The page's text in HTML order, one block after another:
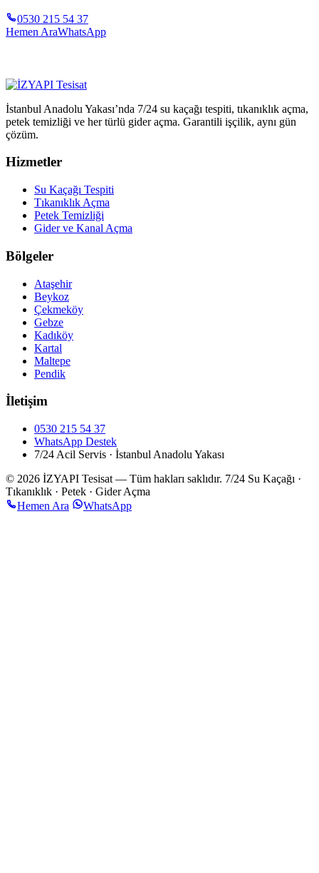
0530 215 54 37
Hemen AraWhatsApp
İstanbul Anadolu Yakası’nda 7/24 su kaçağı tespiti, tıkanıklık açma,
petek temizliği ve her türlü gider açma. Garantili işçilik, aynı gün
çözüm.
Hizmetler
Su Kaçağı Tespiti
Tıkanıklık Açma
Petek Temizliği
Gider ve Kanal Açma
Bölgeler
Ataşehir
Beykoz
Çekmeköy
Gebze
Kadıköy
Kartal
Maltepe
Pendik
İletişim
0530 215 54 37
WhatsApp Destek
7/24 Acil Servis · İstanbul Anadolu Yakası
© 2026 İZYAPI Tesisat — Tüm hakları saklıdır. 7/24 Su Kaçağı ·
Tıkanıklık · Petek · Gider Açma
Hemen Ara
WhatsApp